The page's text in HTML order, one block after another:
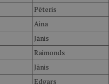
Pēteris
Aina
Jānis
Raimonds
Jānis
Edgars